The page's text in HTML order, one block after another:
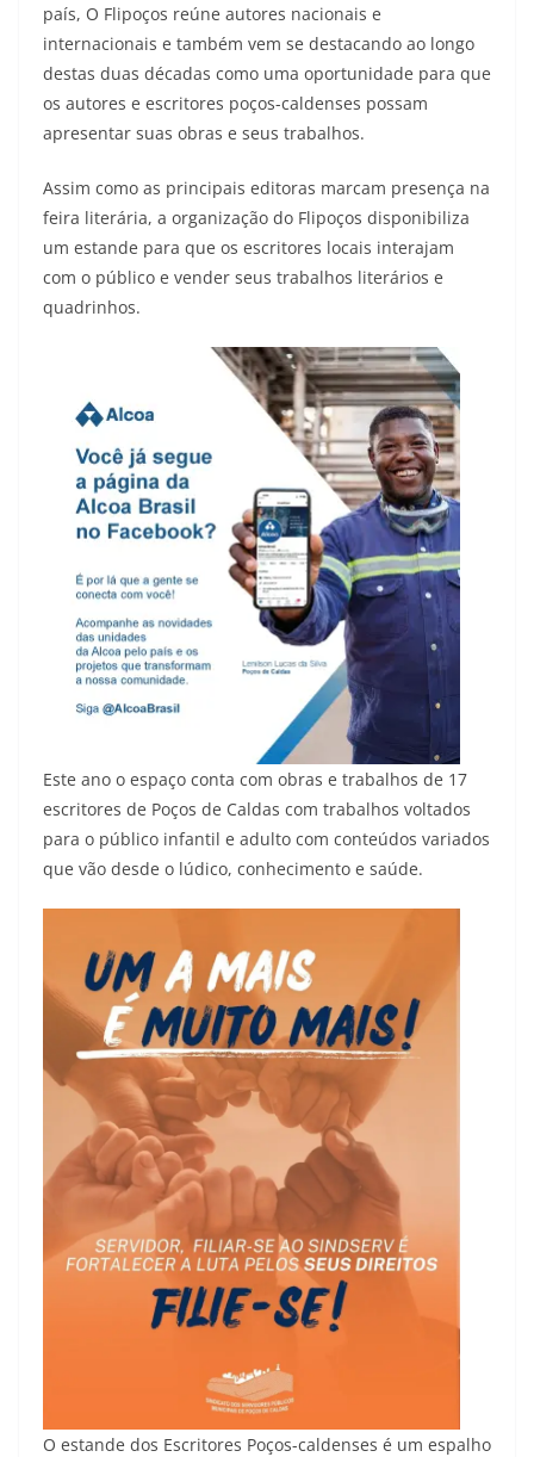
país, O Flipoços reúne autores nacionais e
internacionais e também vem se destacando ao longo
destas duas décadas como uma oportunidade para que
os autores e escritores poços-caldenses possam
apresentar suas obras e seus trabalhos.
Assim como as principais editoras marcam presença na
feira literária, a organização do Flipoços disponibiliza
um estande para que os escritores locais interajam
com o público e vender seus trabalhos literários e
quadrinhos.
Este ano o espaço conta com obras e trabalhos de 17
escritores de Poços de Caldas com trabalhos voltados
para o público infantil e adulto com conteúdos variados
que vão desde o lúdico, conhecimento e saúde.
O estande dos Escritores Poços-caldenses é um espalho